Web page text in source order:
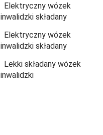
Elektryczny wózek
inwalidzki składany
Elektryczny wózek
inwalidzki składany
Lekki składany wózek
inwalidzki